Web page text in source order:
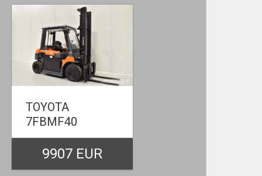
TOYOTA
7FBMF40
9907 EUR